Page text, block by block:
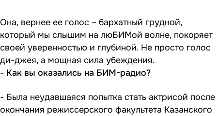
Она, вернее ее голос – бархатный грудной,
который мы слышим на люБИМой волне, покоряет
своей уверенностью и глубиной. Не просто голос
ди-джея, а мощная сила убеждения.
- Как вы оказались на БИМ-радио?
- Была неудавшаяся попытка стать актрисой после
окончания режиссерского факультета Казанского